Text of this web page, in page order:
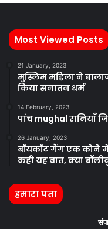
Most Viewed Posts
21 January, 2023
मुस्लिम महिला ने
किया सनातन धर्म
14 February, 2023
पांच mughal रानियाँ
26 January, 2023
बॉयकॉट गैंग एक कोने में
कही यह बात, क्या
हमारा पता